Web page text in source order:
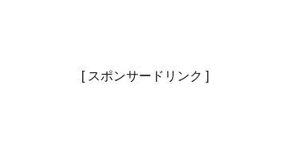
[ スポンサードリンク ]